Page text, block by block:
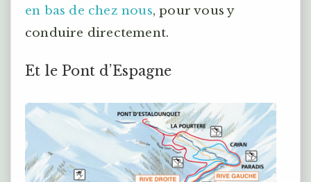
en bas de chez nous, pour vous y
conduire directement.
Et le Pont d’Espagne